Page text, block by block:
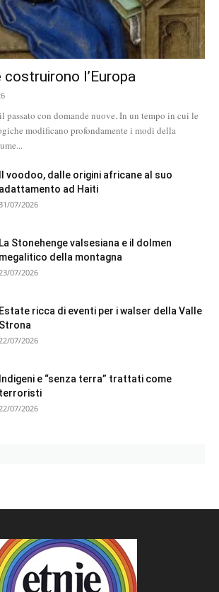
costruirono l’Europa
passato con domande nuove. In un tempo in cui le
modificano profondamente i modi della
Il voodoo, dalle origini africane al suo
adattamento ad Haiti
07/2026
La Stonehenge valsesiana e il dolmen
megalitico della montagna
07/2026
Estate ricca di eventi per i walser della Valle
Strona
07/2026
Indigeni e “senza terra” trattati come
terroristi
07/2026